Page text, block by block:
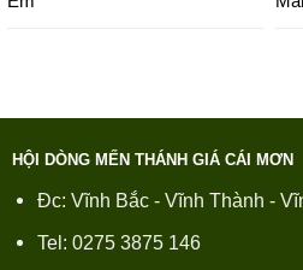
HỘI DÒNG MẾN THÁNH GIÁ CÁI MƠN
Đc: Vĩnh Bắc - Vĩnh Thành -
Tel: 0275 3875 146